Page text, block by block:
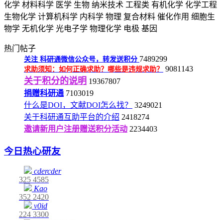
化学 材料科学 医学 生物 纳米技术 工程类 有机化学 化学工程
生物化学 计算机科学 内科学 物理 复合材料 催化作用 细胞生
物学 无机化学 光电子学 物理化学 电极 基因
热门帖子
关注 科研通微信公众号，转发送积分 7489299
求助须知：如何正确求助？哪些是违规求助？ 9081143
关于积分的说明 19367807
捐赠科研通 7103019
什么是DOI，文献DOI怎么找？
3249021
关于科研通互助平台的介绍 2418274
邀请新用户注册赠送积分活动 2234403
今日热心研友
cdercder
325 4585
Kao
352 2420
v0id
224 3300